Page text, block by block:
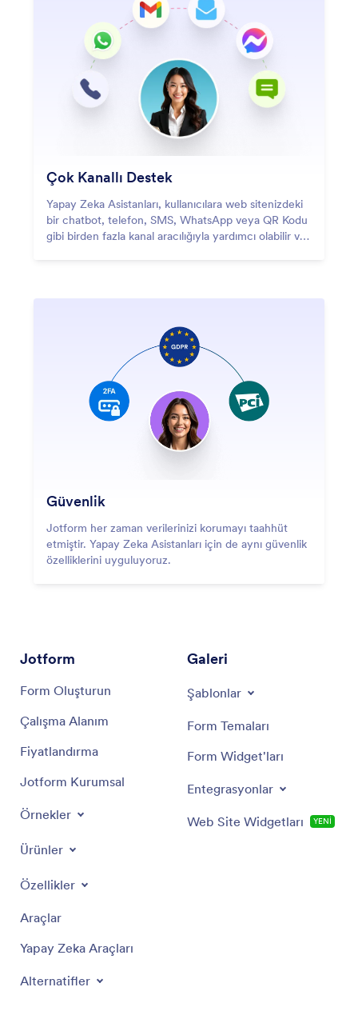
Çok Kanallı Destek
Yapay Zeka Asistanları, kullanıcılara web sitenizdeki
bir chatbot, telefon, SMS, WhatsApp veya QR Kodu
gibi birden fazla kanal aracılığıyla yardımcı olabilir ve
Güvenlik
Jotform her zaman verilerinizi korumayı taahhüt
etmiştir. Yapay Zeka Asistanları için de aynı güvenlik
özelliklerini uyguluyoruz.
Jotform
Form Oluşturun
Çalışma Alanım
Fiyatlandırma
Jotform Kurumsal
Örnekler
Ürünler
Özellikler
Araçlar
Yapay Zeka Araçları
Alternatifler
Galeri
Şablonlar
Form Temaları
Form Widget'ları
Entegrasyonlar
Web Site Widgetları YENİ